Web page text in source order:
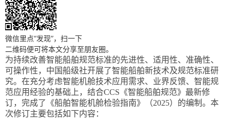
微信里点“发现”，扫一下
二维码便可将本文分享至朋友圈。
为持续改善智能船舶规范标准的先进性、适用性、准确性、
可操作性，中国船级社开展了智能船舶新技术及规范标准研
究。在充分考虑智能机舱技术应用需求、业界反馈、智能规
范应用经验的基础上，结合CCS 《智能船舶规范》最新修
订，完成了《船舶智能机舱检验指南》（2025）的编制。本
次修订主要包括如下内容：